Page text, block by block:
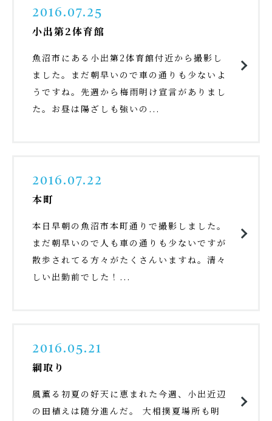
2016.07.25
小出第2体育館
魚沼市にある小出第2体育館付近から撮影し
ました。まだ朝早いので車の通りも少ないよ
うですね。先週から梅雨明け宣言がありまし
た。お昼は陽ざしも強いの...
2016.07.22
本町
本日早朝の魚沼市本町通りで撮影しました。
まだ朝早いので人も車の通りも少ないですが
散歩されてる方々がたくさんいますね。清々
しい出勤前でした！...
2016.05.21
綱取り
風薫る初夏の好天に恵まれた今週、小出近辺
の田植えは随分進んだ。 大相撲夏場所も明